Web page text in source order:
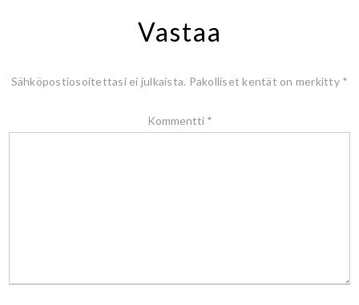
Vastaa
Sähköpostiosoitettasi ei julkaista. Pakolliset kentät on merkitty *
Kommentti *